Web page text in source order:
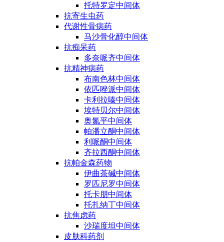
托特罗定中间体
抗寄生虫药
代谢性骨病药
马沙骨化醇中间体
抗痴呆药
多奈哌齐中间体
抗精神病药
布南色林中间体
依匹唑派中间体
卡利拉嗪中间体
埃特贝尔中间体
奥氮平中间体
帕潘立酮中间体
利哌酮中间体
齐拉西酮中间体
抗帕金森药物
伊曲茶碱中间体
罗匹尼罗中间体
托卡朋中间体
托扎纳丁中间体
抗焦虑药
沙瑞度坦中间体
皮肤科药剂